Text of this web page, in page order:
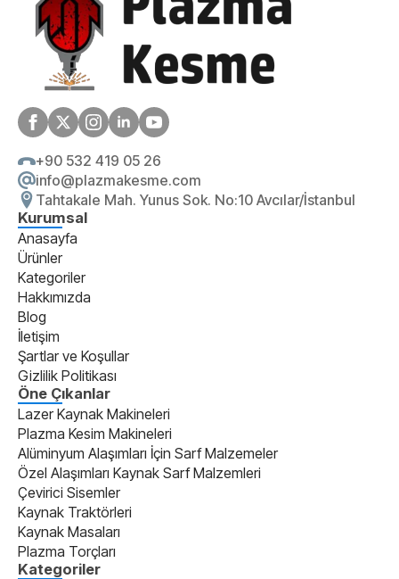
+90 532 419 05 26
info@plazmakesme.com
Tahtakale Mah. Yunus Sok. No:10 Avcılar/İstanbul
Kurumsal
Anasayfa
Ürünler
Kategoriler
Hakkımızda
Blog
İletişim
Şartlar ve Koşullar
Gizlilik Politikası
Öne Çıkanlar
Lazer Kaynak Makineleri
Plazma Kesim Makineleri
Alüminyum Alaşımları İçin Sarf Malzemeler
Özel Alaşımları Kaynak Sarf Malzemleri
Çevirici Sisemler
Kaynak Traktörleri
Kaynak Masaları
Plazma Torçları
Kategoriler